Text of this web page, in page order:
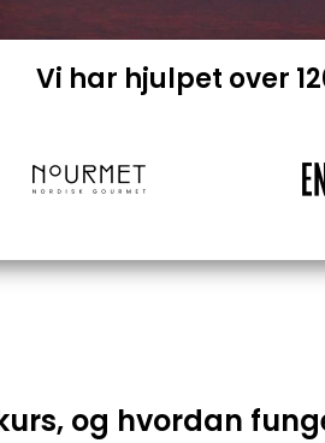
Vi har hjulpet over
og hvordan